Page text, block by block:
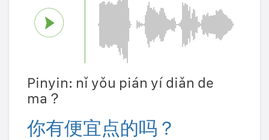
Pinyin: nǐ yǒu pián yí diǎn de
ma？
你有便宜点的吗？